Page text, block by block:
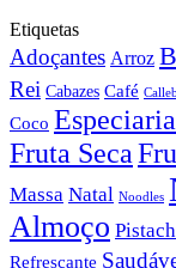
Etiquetas
Adoçantes Arroz
Rei Cabazes Café
Coco
Fruta Seca
Massa Natal Noodles
Almoço
Refrescante